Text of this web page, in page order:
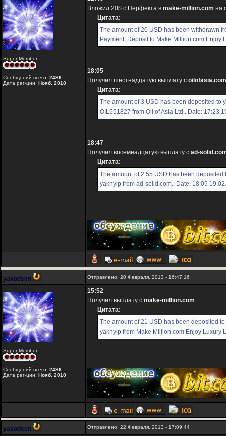
Super Member
Сообщений всего: 2486
Дата рег-ции: Нояб. 2010
Вложил 20$ с Перфекта в make-million.com на
Цитата:
The amount of 20 USD has been withdrawn
Payment. Deposit to Make Million.com Enjoy
18:05
Получил шестнадцатую выплату с oilofasia.com
Цитата:
The amount of 3 USD has been deposited to
OIL551827 from Oil of Asia Ltd.. Date: 17:23
18:47
Получил восемнадцатую выплату с ad-
Цитата:
The amount of 2.55 USD has been
yakhyip from ad-solid.com.. Date: 18:05
-----
yakodsen Отправлено: 20 Февраля, 2013 - 16:47:16
Super Member
Сообщений всего: 2486
Дата рег-ции: Нояб. 2010
15:52
Получил выплату с make-million.com:
Цитата:
The amount of 21 USD has been deposited
yakhyip from Make Million.com Enjoy Luxury
-----
yakodsen Отправлено: 22 Февраля, 2013 - 17:09:44